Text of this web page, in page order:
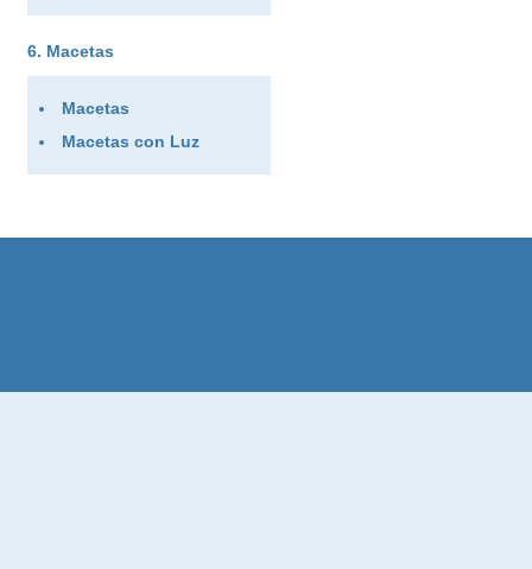
Macetas
Macetas
Macetas con Luz